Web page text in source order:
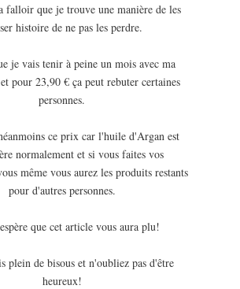
falloir que je trouve une manière de les
histoire de ne pas les perdre.
je vais tenir à peine un mois avec ma
pour 23,90 € ça peut rebuter certaines
personnes.
ce prix car l'huile d'Argan est
normalement et si vous faites vos
même vous aurez les produits restants
pour d'autres personnes.
que cet article vous aura plu!
plein de bisous et n'oubliez pas d'être
heureux!